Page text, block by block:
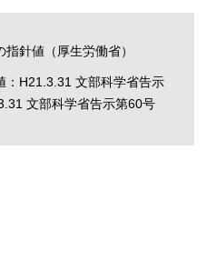
針値（厚生労働省）
H21.3.31 文部科学省告示
文部科学省告示第60号